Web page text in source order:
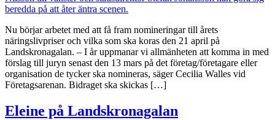
Nu börjar arbetet med att få fram nomineringar till årets
näringslivpriser och vilka som ska koras den 21 april på
Landskronagalan. – I år uppmanar vi allmänheten att komma in med
förslag till juryn senast den 13 mars på det företag/företagare eller
organisation de tycker ska nomineras, säger Cecilia Walles vid
Företagsarenan. Bidraget ska skickas […]
Eleine på Landskronagalan